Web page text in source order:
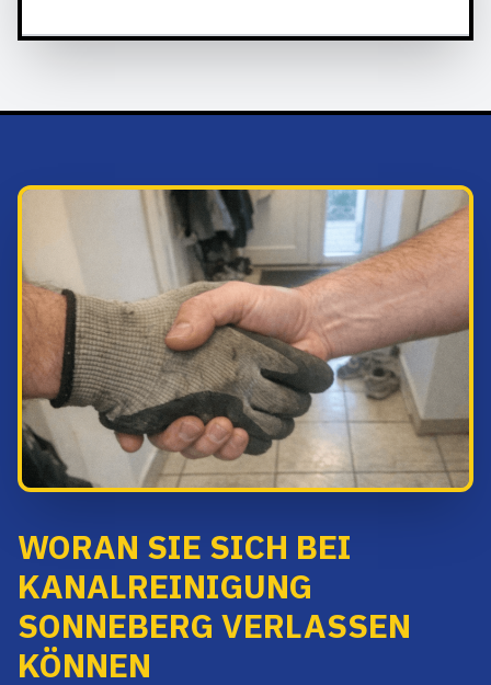
WORAN SIE SICH BEI
KANALREINIGUNG
SONNEBERG VERLASSEN
KÖNNEN